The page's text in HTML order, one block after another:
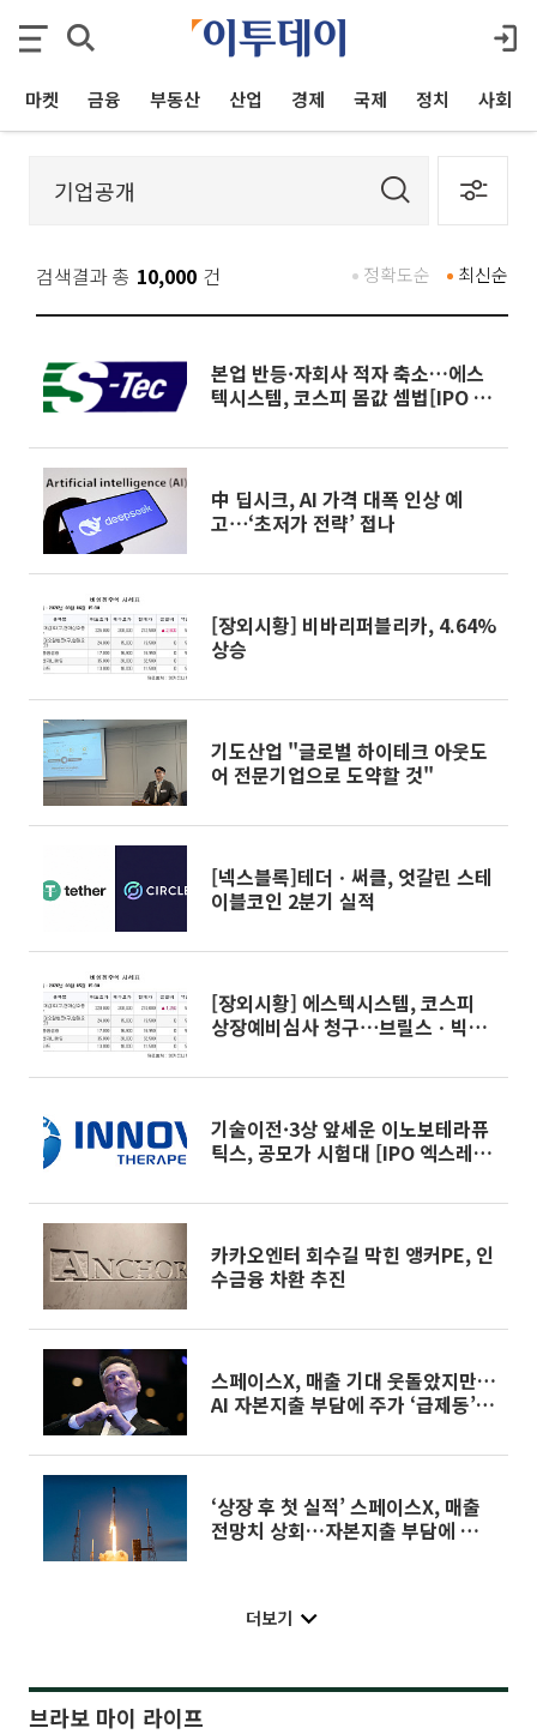
마켓 금융 부동산 산업 경제 국제 정치 사회
검색결과 총 10,000 건 최신순
정확도순
본업 반등·자회사 적자 축소…에스
텍시스템, 코스피 몸값 셈법[IPO 엑
中 딥시크, AI 가격 대폭 인상 예
고⋯‘초저가 전략’ 접나
[장외시황] 비바리퍼블리카, 4.64%
상승
기도산업 "글로벌 하이테크 아웃도
어 전문기업으로 도약할 것"
[넥스블록]테더ㆍ써클, 엇갈린 스테
이블코인 2분기 실적
[장외시황] 에스텍시스템, 코스피
상장예비심사 청구⋯브릴스ㆍ빅웨
기술이전·3상 앞세운 이노보테라퓨
틱스, 공모가 시험대 [IPO 엑스레
카카오엔터 회수길 막힌 앵커PE, 인
수금융 차환 추진
스페이스X, 매출 기대 웃돌았지만…
AI 자본지출 부담에 주가 ‘급제동’
‘상장 후 첫 실적’ 스페이스X, 매출
전망치 상회…자본지출 부담에 주가
더보기
브라보 마이 라이프